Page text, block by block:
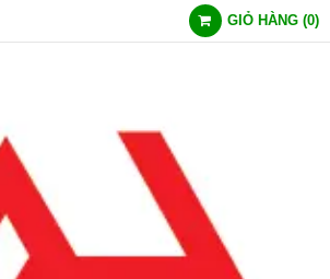
GIỎ HÀNG (0)